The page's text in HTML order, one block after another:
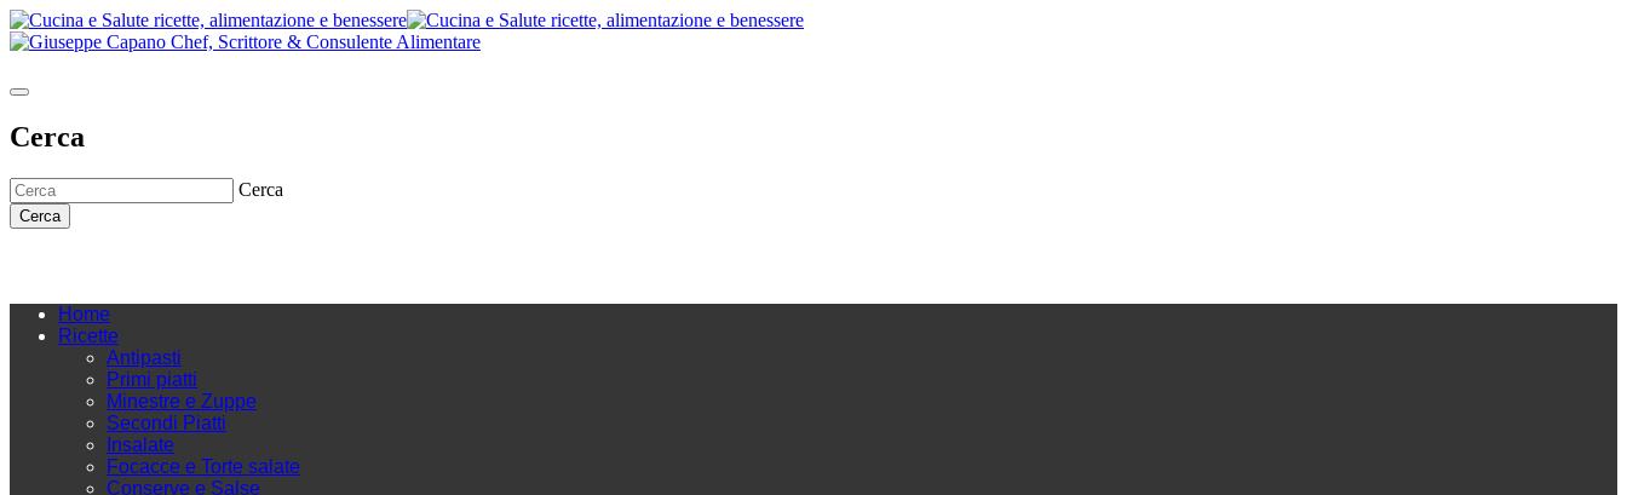
Cerca
Cerca
Cerca
Home
Ricette
Antipasti
Primi piatti
Minestre e Zuppe
Secondi Piatti
Insalate
Focacce e Torte salate
Conserve e Salse